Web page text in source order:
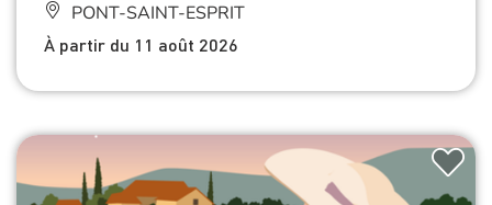
PONT-SAINT-ESPRIT
À partir du 11 août 2026